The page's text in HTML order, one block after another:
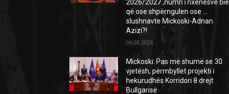
2026/2027 ,numri i nxënësve bie
që ose shpërngulen ose …
slushnavte Mickoski-Adnan
Azizi?!
06.08.2026
Mickoski: Pas më shumë se 30
vjetësh, përmbyllet projekti i
hekurudhës Korridori 8 drejt
Bullgarisë